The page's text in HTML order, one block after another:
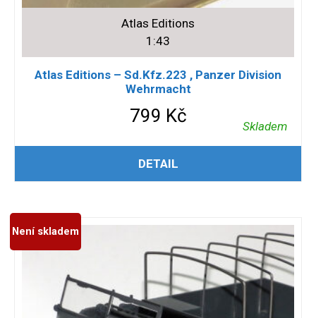
Atlas Editions
1:43
Atlas Editions – Sd.Kfz.223 , Panzer Division
Wehrmacht
799 Kč
Skladem
PŘIDAT DO KOŠÍKU
DETAIL
Není skladem